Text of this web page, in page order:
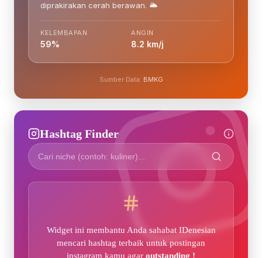
diprakirakan cerah berawan. 🌥️
KELEMBAPAN
59%
ANGIN
8.2 km/j
Sumber Data: BMKG
Hashtag Finder
Widget ini membantu Anda sahabat IDenesian
mencari hashtag terbaik untuk postingan
instagram kamu agar outstanding !